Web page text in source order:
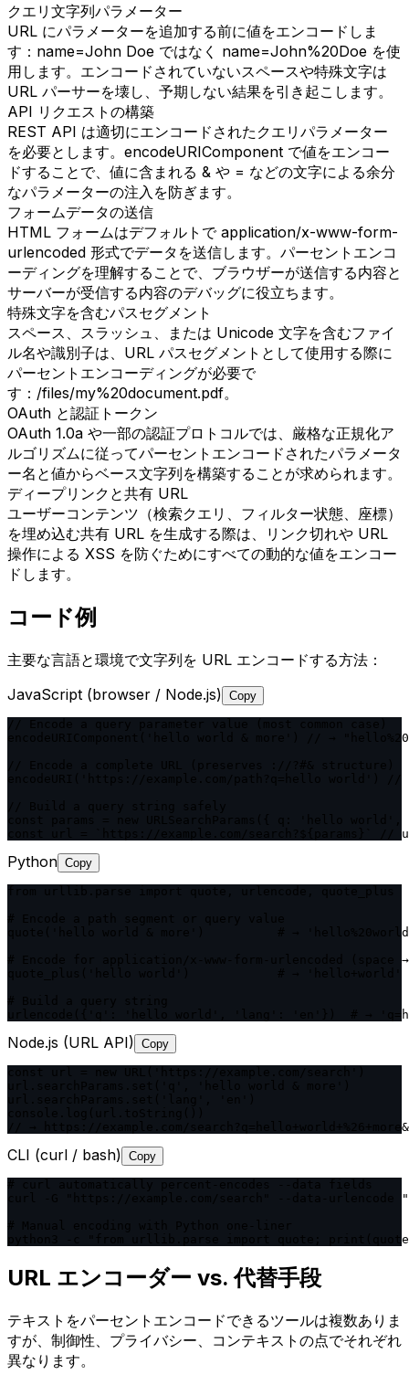
クエリ文字列パラメーター
URL にパラメーターを追加する前に値をエンコードしま
す：name=John Doe ではなく name=John%20Doe を使
用します。エンコードされていないスペースや特殊文字は
URL パーサーを壊し、予期しない結果を引き起こします。
API リクエストの構築
REST API は適切にエンコードされたクエリパラメーター
を必要とします。encodeURIComponent で値をエンコー
ドすることで、値に含まれる & や = などの文字による余分
なパラメーターの注入を防ぎます。
フォームデータの送信
HTML フォームはデフォルトで application/x-www-form-
urlencoded 形式でデータを送信します。パーセントエンコ
ーディングを理解することで、ブラウザーが送信する内容と
サーバーが受信する内容のデバッグに役立ちます。
特殊文字を含むパスセグメント
スペース、スラッシュ、または Unicode 文字を含むファイ
ル名や識別子は、URL パスセグメントとして使用する際に
パーセントエンコーディングが必要で
す：/files/my%20document.pdf。
OAuth と認証トークン
OAuth 1.0a や一部の認証プロトコルでは、厳格な正規化ア
ルゴリズムに従ってパーセントエンコードされたパラメータ
ー名と値からベース文字列を構築することが求められます。
ディープリンクと共有 URL
ユーザーコンテンツ（検索クエリ、フィルター状態、座標）
を埋め込む共有 URL を生成する際は、リンク切れや URL
操作による XSS を防ぐためにすべての動的な値をエンコー
ドします。
コード例
主要な言語と環境で文字列を URL エンコードする方法：
JavaScript (browser / Node.js) Copy
encodeURIComponent('hello world & more') // →
const url = `https://example.com/search?${params}` //
Python Copy
quote('hello world & more')          # →
# Encode for application/x-www-form-urlencoded (space
urlencode({'q': 'hello world', 'lang': 'en'})  # →
Node.js (URL API) Copy
// → https://example.com/
CLI (curl / bash) Copy
curl -G "https://example.com/search" --data-urlencode
python3 -c "from urllib.parse import quote;
URL エンコーダー vs. 代替手段
テキストをパーセントエンコードできるツールは複数ありま
すが、制御性、プライバシー、コンテキストの点でそれぞれ
異なります。